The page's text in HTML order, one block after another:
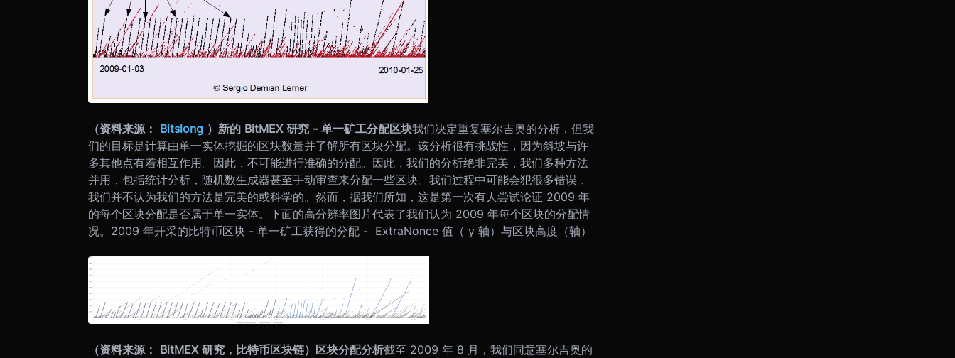
（资料来源： Bitslong ） 新的 BitMEX 研究 - 单一矿工分配区块我们决定重复塞尔吉奥的分析，但我
们的目标是计算由单一实体挖掘的区块数量并了解所有区块分配。该分析很有挑战性，因为斜坡与许
多其他点有着相互作用。因此，不可能进行准确的分配。因此，我们的分析绝非完美，我们多种方法
并用，包括统计分析，随机数生成器甚至手动审查来分配一些区块。我们过程中可能会犯很多错误，
我们并不认为我们的方法是完美的或科学的。然而，据我们所知，这是第一次有人尝试论证 2009 年
的每个区块分配是否属于单一实体。下面的高分辨率图片代表了我们认为 2009 年每个区块的分配情
况。 2009 年开采的比特币区块 - 单一矿工获得的分配 - ExtraNonce 值（ y 轴）与区块高度（轴）
（资料来源： BitMEX 研究，比特币区块链） 区块分配分析截至 2009 年 8 月，我们同意塞尔吉奥的